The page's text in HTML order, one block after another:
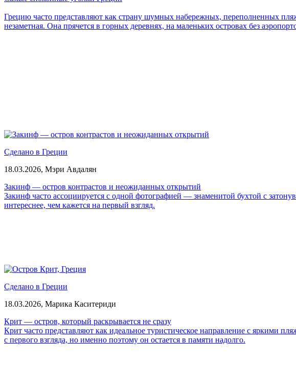
Грецию часто представляют как страну шумных набережных, переполненных
незаметная. Она прячется в горных деревнях, на маленьких островах без
Сделано в Греции
18.03.2026, Мэри Авдалян
Закинф — остров контрастов и неожиданных открытий
Закинф часто ассоциируется с одной фотографией — знаменитой бухтой с
интереснее, чем кажется на первый взгляд.
Сделано в Греции
18.03.2026, Марика Каситериди
Крит — остров, который раскрывается не сразу
Крит часто представляют как идеальное туристическое направление с яркими
с первого взгляда, но именно поэтому он остается в памяти надолго.